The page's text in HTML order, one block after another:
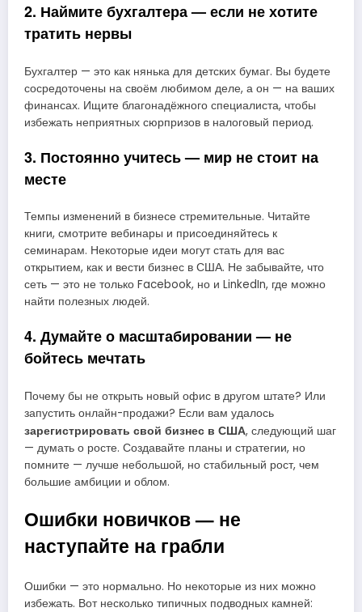
2. Наймите бухгалтера — если не хотите
тратить нервы
Бухгалтер — это как нянька для детских бумаг. Вы будете
сосредоточены на своём любимом деле, а он — на ваших
финансах. Ищите благонадёжного специалиста, чтобы
избежать неприятных сюрпризов в налоговый период.
3. Постоянно учитесь — мир не стоит на
месте
Темпы изменений в бизнесе стремительные. Читайте
книги, смотрите вебинары и присоединяйтесь к
семинарам. Некоторые идеи могут стать для вас
открытием, как и вести бизнес в США. Не забывайте, что
сеть — это не только Facebook, но и LinkedIn, где можно
найти полезных людей.
4. Думайте о масштабировании — не
бойтесь мечтать
Почему бы не открыть новый офис в другом штате? Или
запустить онлайн-продажи? Если вам удалось
зарегистрировать свой бизнес в США, следующий шаг
— думать о росте. Создавайте планы и стратегии, но
помните — лучше небольшой, но стабильный рост, чем
большие амбиции и облом.
Ошибки новичков — не
наступайте на грабли
Ошибки — это нормально. Но некоторые из них можно
избежать. Вот несколько типичных подводных камней: